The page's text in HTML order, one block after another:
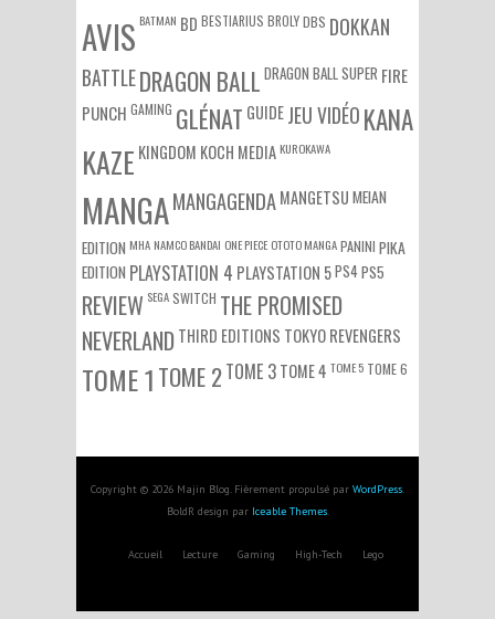
AVIS BATMAN BD BESTIARIUS BROLYDBS DOKKAN
BATTLEDRAGON BALL DRAGON BALL SUPER FIRE
PUNCH GAMING GLÉNAT GUIDEJEU VIDÉOKANA
KAZE KINGDOM KOCH MEDIA KUROKAWA
MANGAMANGAGENDAMANGETSUMEIAN
EDITION MHA NAMCO BANDAI ONE PIECE OTOTO MANGAPANINI PIKA
EDITION PLAYSTATION 4 PLAYSTATION 5PS4PS5
REVIEW SEGASWITCH THE PROMISED
NEVERLAND THIRD EDITIONS TOKYO REVENGERS
TOME 1TOME 2TOME 3TOME 4 TOME 5 TOME 6
Copyright © 2026 Majin Blog. Fièrement propulsé par WordPress
BoldR design par Iceable Themes.
Accueil Lecture Gaming High-Tech Lego